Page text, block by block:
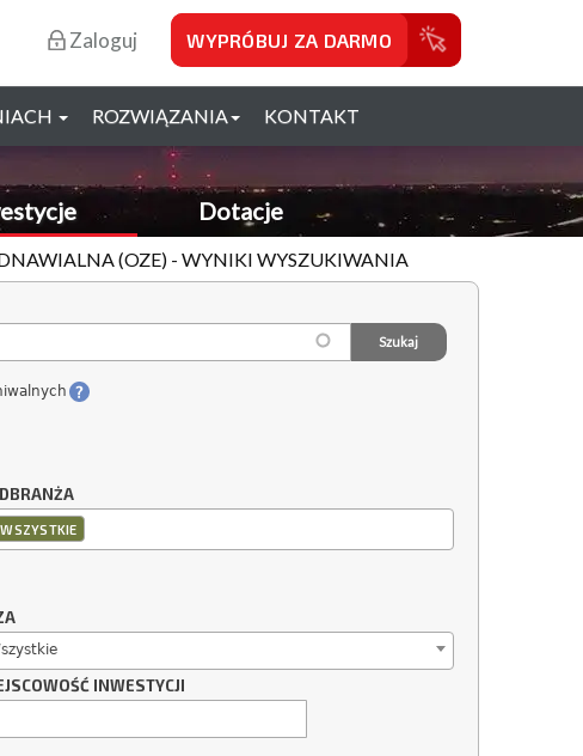
Zaloguj WYPRÓBUJ ZA DARMO
ROZWIĄZANIA KONTAKT
Dotacje
(OZE) - WYNIKI WYSZUKIWANIA
WSZYSTKIE
INWESTYCJI